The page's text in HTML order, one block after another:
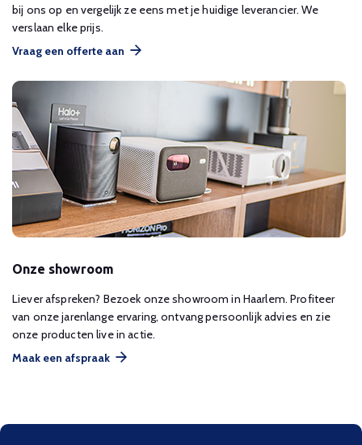
bij ons op en vergelijk ze eens met je huidige leverancier. We
verslaan elke prijs.
Vraag een offerte aan
Onze showroom
Liever afspreken? Bezoek onze showroom in Haarlem. Profiteer
van onze jarenlange ervaring, ontvang persoonlijk advies en zie
onze producten live in actie.
Maak een afspraak